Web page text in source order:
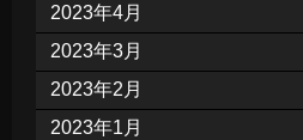
2023年4月
2023年3月
2023年2月
2023年1月